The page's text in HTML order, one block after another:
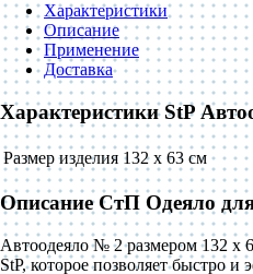
Характеристики
Описание
Применение
Доставка
Характеристики StP
Размер изделия 132 x 63 см
Описание СтП Одеяло
Автоодеяло № 2 размером 132
StP, которое позволяет быстро и